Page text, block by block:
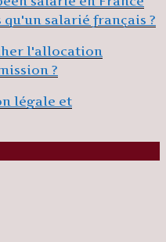
salarié français ?
l'allocation
?
légale et